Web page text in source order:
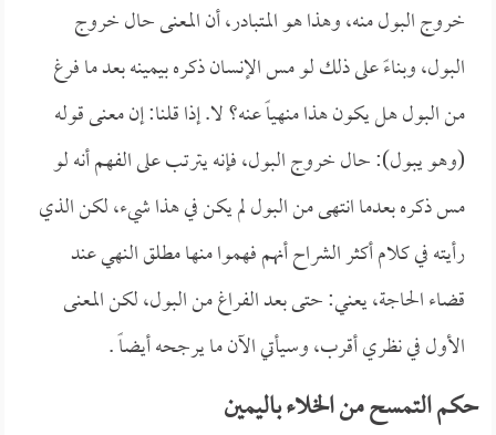
خروج البول منه، وهذا هو المتبادر، أن المعنى حال خروج
البول، وبناءً على ذلك لو مس الإنسان ذكره بيمينه بعد ما فرغ
من البول هل يكون هذا منهياً عنه؟ لا. إذا قلنا: إن معنى قوله
(وهو يبول): حال خروج البول، فإنه يترتب على الفهم أنه لو
مس ذكره بعدما انتهى من البول لم يكن في هذا شيء، لكن الذي
رأيته في كلام أكثر الشراح أنهم فهموا منها مطلق النهي عند
قضاء الحاجة، يعني: حتى بعد الفراغ من البول، لكن المعنى
الأول في نظري أقرب، وسيأتي الآن ما يرجحه أيضاً .
حكم التمسح من الخلاء باليمين